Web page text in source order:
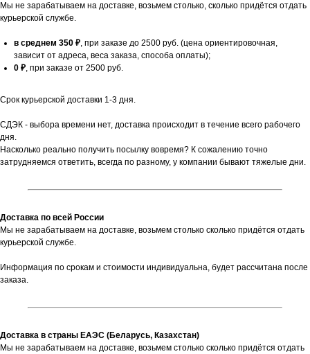
Мы не зарабатываем на доставке, возьмем столько, сколько придётся отдать
курьерской службе.
в среднем 350 ₽, при заказе до 2500 руб. (цена ориентировочная,
зависит от адреса, веса заказа, способа оплаты);
0 ₽, при заказе от 2500 руб.
Срок курьерской доставки 1-3 дня.
СДЭК - выбора времени нет, доставка происходит в течение всего рабочего
дня.
Насколько реально получить посылку вовремя? К сожалению точно
затрудняемся ответить, всегда по разному, у компании бывают тяжелые дни.
Доставка по всей России
Мы не зарабатываем на доставке, возьмем столько сколько придётся отдать
курьерской службе.
Информация по срокам и стоимости индивидуальна, будет рассчитана после
заказа.
Доставка в страны ЕАЭС (Беларусь, Казахстан)
Мы не зарабатываем на доставке, возьмем столько сколько придётся отдать